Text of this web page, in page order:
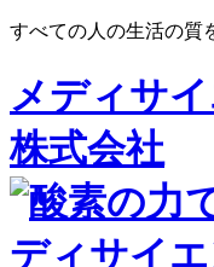
すべての人の生活の質
メディサ
株式会社